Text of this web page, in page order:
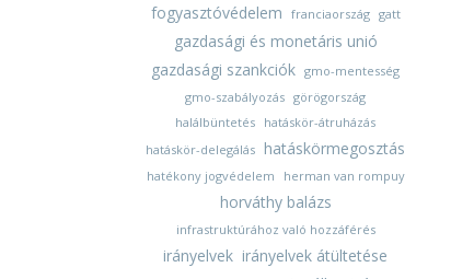
fogyasztóvédelem franciaország gatt
gazdasági és monetáris unió
gazdasági szankciók gmo-mentesség
gmo-szabályozás görögország
halálbüntetés hatáskör-átruházás
hatáskör-delegálás hatáskörmegosztás
hatékony jogvédelem herman van rompuy
horváthy balázs
infrastruktúrához való hozzáférés
irányelvek irányelvek átültetése